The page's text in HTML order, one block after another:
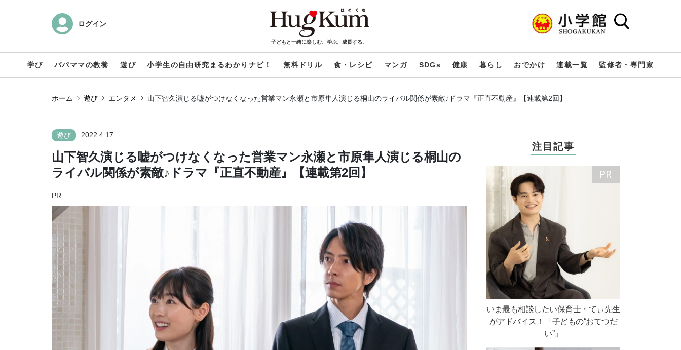
ログイン
子どもと一緒に楽しむ、学ぶ、成長する。
学び パパママの教養 遊び 小学生の自由研究まるわかりナビ！ 無料ドリル 食・レシピ マンガ SDGs 健康 暮らし おでかけ 連載一覧 監修者・専門家
ホーム 遊び エンタメ 山下智久演じる嘘がつけなくなった営業マン永瀬と市原隼人演じる桐山のライバル関係が素敵♪ドラマ『正直不動産』【連載第2回】
遊び 2022.4.17
山下智久演じる嘘がつけなくなった営業マン永瀬と市原隼人演じる桐山の
ライバル関係が素敵♪ドラマ『正直不動産』【連載第2回】
PR
注目記事
いま最も相談したい保育士・てぃ先生
がアドバイス！「子どもの“おてつだ
い”」